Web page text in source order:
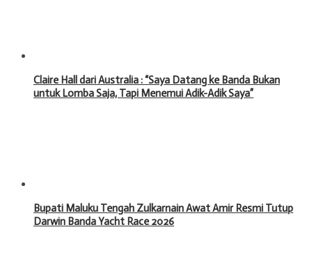
Claire Hall dari Australia : “Saya Datang ke Banda Bukan
untuk Lomba Saja, Tapi Menemui Adik-Adik Saya”
Bupati Maluku Tengah Zulkarnain Awat Amir Resmi Tutup
Darwin Banda Yacht Race 2026